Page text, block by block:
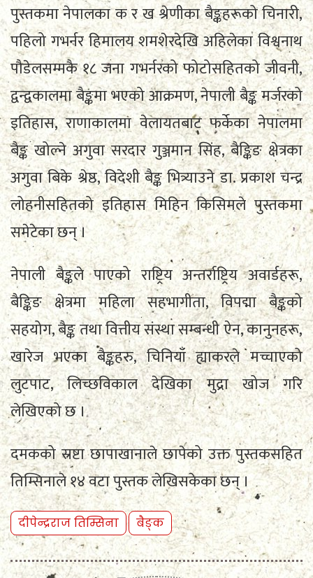
पुस्तकमा नेपालका क र ख श्रेणीका बैङ्कहरूको चिनारी,
पहिलो गभर्नर हिमालय शमशेरदेखि अहिलेका विश्वनाथ
पौडेलसम्मकै १८ जना गभर्नरको फोटोसहितको जीवनी,
द्वन्द्वकालमा बैङ्कमा भएको आक्रमण, नेपाली बैङ्क मर्जरको
इतिहास, राणाकालमा वेलायतबाट फर्केका नेपालमा
बैङ्क खोल्ने अगुवा सरदार गुञ्जमान सिंह, बैङ्किङ क्षेत्रका
अगुवा बिके श्रेष्ठ, विदेशी बैङ्क भित्र्याउने डा. प्रकाश चन्द्र
लोहनीसहितको इतिहास मिहिन किसिमले पुस्तकमा
समेटेका छन् ।
नेपाली बैङ्कले पाएको राष्ट्रिय अन्तर्राष्ट्रिय अवार्डहरू,
बैङ्किङ क्षेत्रमा महिला सहभागीता, विपद्मा बैङ्कको
सहयोग, बैङ्क तथा वित्तीय संस्था सम्बन्धी ऐन, कानुनहरू,
खारेज भएका बैङ्कहरु, चिनियाँ ह्याकरले मच्चाएको
लुटपाट, लिच्छविकाल देखिका मुद्रा खोज गरि
लेखिएको छ ।
दमकको स्रष्टा छापाखानाले छापेको उक्त पुस्तकसहित
तिम्सिनाले १४ वटा पुस्तक लेखिसकेका छन् ।
दीपेन्द्रराज तिम्सिना बैङ्क